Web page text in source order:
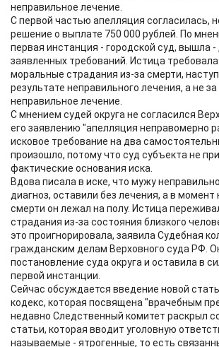
неправильное лечение.
С первой частью апелляция согласилась,
решение о выплате 750 000 рублей. По
первая инстанция - городской суд, вышла -
заявленных требований. Истица
моральные страдания из-за смерти,
результате неправильного лечения, а не
неправильное лечение.
С мнением судей округа не согласился
его заявлению "апелляция неправомерно
исковое требование на два
произошло, потому что суд субъекта не
фактические основания иска.
Вдова писала в иске, что мужу
диагноз, оставили без лечения, а в момент
смерти он лежал на полу. Истица
страдания из-за состояния близкого
это проигнорировала, заявила Судебная
гражданским делам Верховного суда РФ.
постановление суда округа и оставила в
первой инстанции.
Сейчас обсуждается введение новой
кодекс, которая посвящена "врачебным
недавно Следственный комитет раскрыл
статьи, которая вводит уголовную
называемые - ятрогенные, то есть